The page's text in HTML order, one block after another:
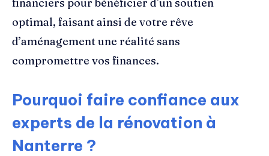
optimal, faisant ainsi de votre rêve
d’aménagement une réalité sans
compromettre vos finances.
Pourquoi faire confiance aux
experts de la rénovation à
Nanterre ?